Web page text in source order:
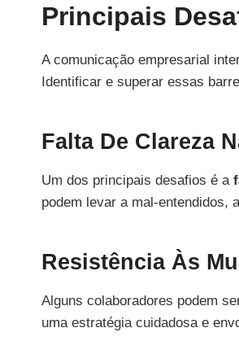
Principais
A comunicação empresarial
Identificar e superar essas
Falta De Clareza
Um dos principais desafios é a
podem levar a mal-entendidos,
Resistência Às
Alguns colaboradores podem
uma estratégia cuidadosa e